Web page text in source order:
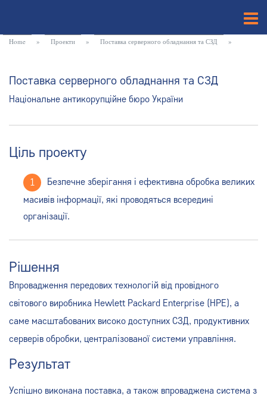
Home » Проекти » Поставка серверного обладнання та СЗД »
Поставка серверного обладнання та СЗД
Національне антикорупційне бюро України
Ціль проекту
Безпечне зберігання і ефективна обробка великих
масивів інформації, які проводяться всередині
організації.
Рішення
Впровадження передових технологій від провідного
світового виробника Hewlett Packard Enterprise (HPE), а
саме масштабованих високо доступних СЗД, продуктивних
серверів обробки, централізованої системи управління.
Результат
Успішно виконана поставка, а також впроваджена система з